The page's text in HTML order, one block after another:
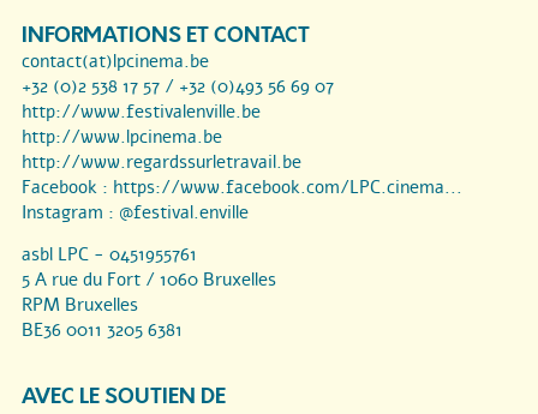
INFORMATIONS ET CONTACT
contact(at)lpcinema.be
+32 (0)2 538 17 57 / +32 (0)493 56 69 07
http://www.festivalenville.be
http://www.lpcinema.be
http://www.regardssurletravail.be
Facebook : https://www.facebook.com/LPC.cinema...
Instagram : @festival.enville
asbl LPC - 0451955761
5 A rue du Fort / 1060 Bruxelles
RPM Bruxelles
BE36 0011 3205 6381
AVEC LE SOUTIEN DE